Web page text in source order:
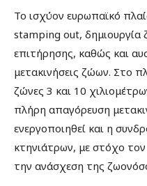
Το ισχύον ευρωπαϊκό
stamping out, δημιουργία
επιτήρησης, καθώς και
μετακινήσεις ζώων. Στο
ζώνες 3 και 10
πλήρη απαγόρευση
ενεργοποιηθεί και η
κτηνιάτρων, με στόχο
την ανάσχεση της